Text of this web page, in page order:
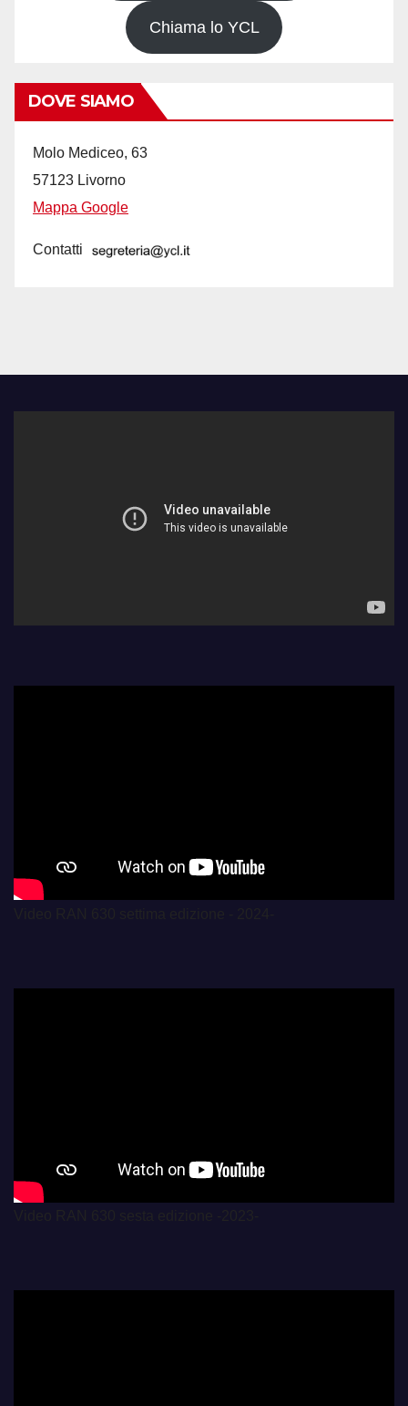
Chiama lo YCL
DOVE SIAMO
Molo Mediceo, 63
57123 Livorno
Mappa Google
Contatti